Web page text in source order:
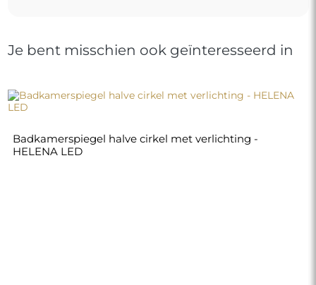
Je bent misschien ook geïnteresseerd in
Badkamerspiegel halve cirkel met verlichting -
HELENA LED